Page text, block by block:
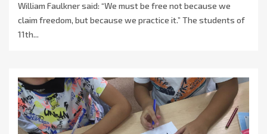
William Faulkner said: “We must be free not because we
claim freedom, but because we practice it.” The students of
11th...